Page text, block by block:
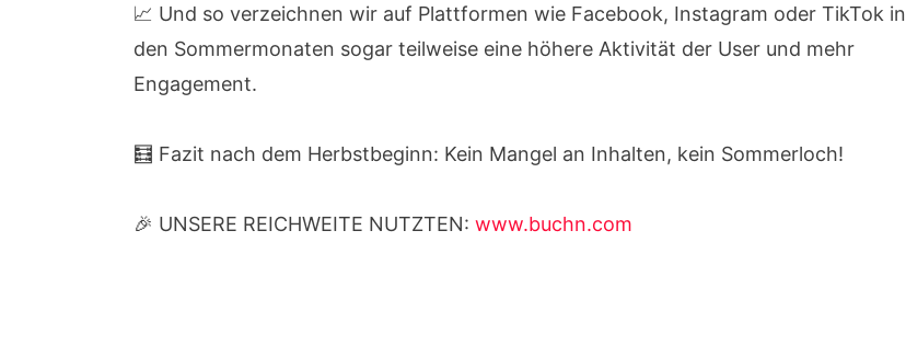
📈 Und so verzeichnen wir auf Plattformen wie Facebook, Instagram oder TikTok in
den Sommermonaten sogar teilweise eine höhere Aktivität der User und mehr
Engagement.
🧮 Fazit nach dem Herbstbeginn: Kein Mangel an Inhalten, kein Sommerloch!
🎉 UNSERE REICHWEITE NUTZTEN: www.buchn.com